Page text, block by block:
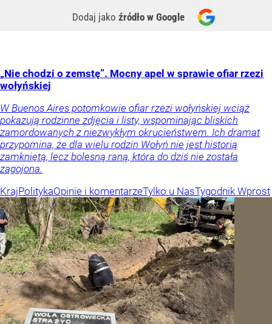
Dodaj jako źródło w Google
„Nie chodzi o zemstę”. Mocny apel w sprawie ofiar rzezi
wołyńskiej
W Buenos Aires potomkowie ofiar rzezi wołyńskiej wciąż
pokazują rodzinne zdjęcia i listy, wspominając bliskich
zamordowanych z niezwykłym okrucieństwem. Ich dramat
przypomina, że dla wielu rodzin Wołyń nie jest historią
zamkniętą, lecz bolesną raną, która do dziś nie została
zagojona.
KrajPolitykaOpinie i komentarzeTylko u NasTygodnik Wprost